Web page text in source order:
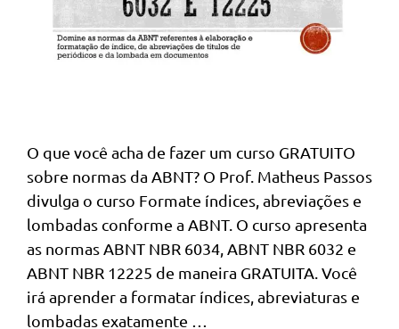
O que você acha de fazer um curso GRATUITO
sobre normas da ABNT? O Prof. Matheus Passos
divulga o curso Formate índices, abreviações e
lombadas conforme a ABNT. O curso apresenta
as normas ABNT NBR 6034, ABNT NBR 6032 e
ABNT NBR 12225 de maneira GRATUITA. Você
irá aprender a formatar índices, abreviaturas e
lombadas exatamente …